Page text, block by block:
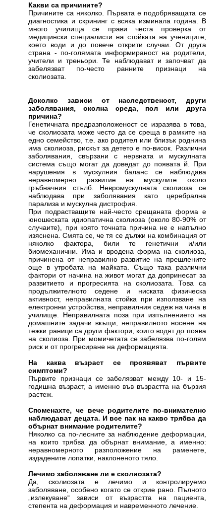
Какви са причините?
Причините са няколко. Първата е подобряващата се
диагностика и скрининг с всяка изминала година. В
много училища се прави честа проверка от
медицински специалисти на стойката на учениците,
което води и до повече открити случаи. От друга
страна - по-голямата информираност на родители,
учители и треньори. Те наблюдават и започват да
забелязват по-често ранните признаци на
сколиозата.
Доколко зависи от наследственост, други
заболявания, околна среда, пол или друга
причина?
Генетичната предразположеност се изразява в това,
че сколиозата може често да се среща в рамките на
едно семейство, т.е. ако родител или близък роднина
има сколиоза, рискът за детето е по-висок. Различни
заболявания, свързани с нервната и мускулната
система също могат да доведат до появата й. При
нарушения в мускулния баланс се наблюдава
неравномерно развитие на мускулите около
гръбначния стълб. Невромускулната сколиоза се
наблюдава при заболявания като церебрална
парализа и мускулна дистрофия.
При подрастващите най-често срещаната форма е
юношеската идиопатична сколиоза (около 80-90% от
случаите), при която точната причина не е напълно
изяснена. Смята се, че тя се дължи на комбинация от
няколко фактора, били те генетични и/или
биомеханични. Има и вродена форма на сколиоза,
причинена от неправилно развитие на прешлените
още в утробата на майката. Също така различни
фактори от начина на живот могат да допринесат за
развитието и прогресията на сколиозата. Това са
продължителното седене и ниската физическа
активност, неправилната стойка при използване на
електронни устройства, неправилния седеж на чина в
училище. Неправилната поза при изпълнението на
домашните задачи вкъщи, неправилното носене на
тежки раници са други фактори, които водят до поява
на сколиоза. При момичетата се забелязва по-голям
риск и от прогресиране на деформацията.
На каква възраст се проявяват първите
симптоми?
Първите признаци се забелязват между 10- и 15-
годишна възраст, а именно във възрастта на бързия
растеж.
Споменахте, че вече родителите по-внимателно
наблюдават децата. И все пак на какво трябва да
обърнат внимание родителите?
Няколко са по-лесните за наблюдение деформации,
на които трябва да обърнат внимание, а именно:
неравномерното разположение на раменете,
издадените лопатки, наклоненото тяло.
Лечимо заболяване ли е сколиозата?
Да, сколиозата е лечимо и контролируемо
заболяване, особено когато се открие рано. Пълното
„излекуване“ зависи от възрастта на пациента,
степента на деформация и навременното лечение.